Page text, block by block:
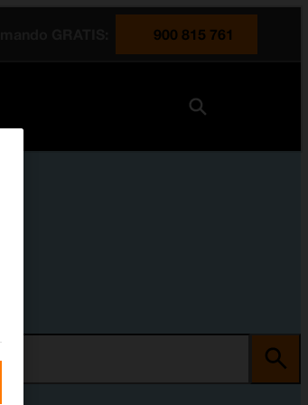
900 815 761